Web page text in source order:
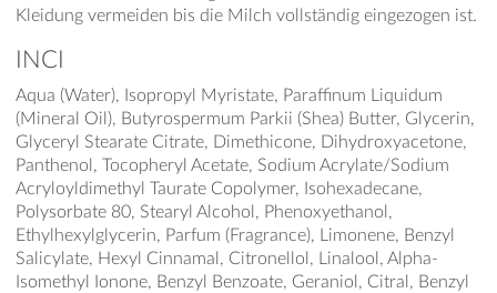
Kleidung vermeiden bis die Milch vollständig eingezogen ist.
INCI
Aqua (Water), Isopropyl Myristate, Paraffinum Liquidum
(Mineral Oil), Butyrospermum Parkii (Shea) Butter, Glycerin,
Glyceryl Stearate Citrate, Dimethicone, Dihydroxyacetone,
Panthenol, Tocopheryl Acetate, Sodium Acrylate/Sodium
Acryloyldimethyl Taurate Copolymer, Isohexadecane,
Polysorbate 80, Stearyl Alcohol, Phenoxyethanol,
Ethylhexylglycerin, Parfum (Fragrance), Limonene, Benzyl
Salicylate, Hexyl Cinnamal, Citronellol, Linalool, Alpha-
Isomethyl Ionone, Benzyl Benzoate, Geraniol, Citral, Benzyl